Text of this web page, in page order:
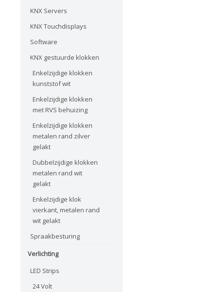
KNX Servers
KNX Touchdisplays
Software
KNX gestuurde klokken
Enkelzijdige klokken
kunststof wit
Enkelzijdige klokken
met RVS behuizing
Enkelzijdige klokken
metalen rand zilver
gelakt
Dubbelzijdige klokken
metalen rand wit
gelakt
Enkelzijdige klok
vierkant, metalen rand
wit gelakt
Spraakbesturing
Verlichting
LED Strips
24 Volt